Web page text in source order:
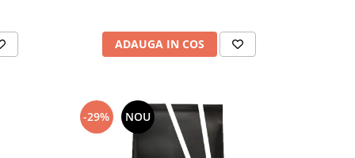
ADAUGA IN COS
-29% NOU